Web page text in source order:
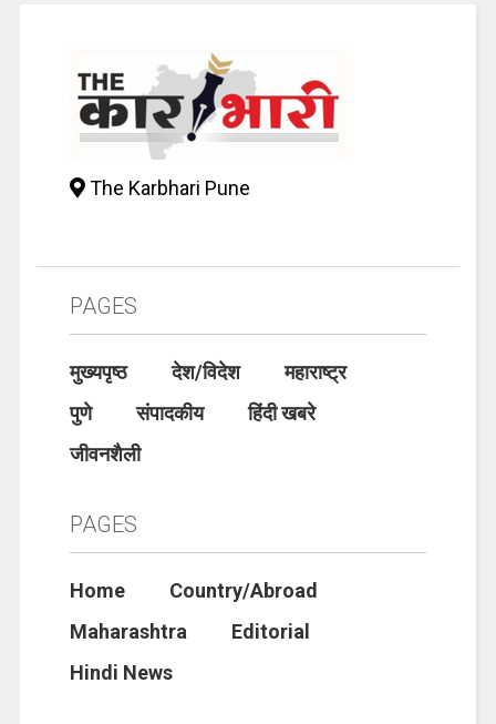
The Karbhari Pune
PAGES
मुख्यपृष्ठ देश/विदेश
महाराष्ट्र
पुणे
संपादकीय
हिंदी खबरे
जीवनशैली
PAGES
Home
Country/Abroad
Maharashtra
Editorial
Hindi News